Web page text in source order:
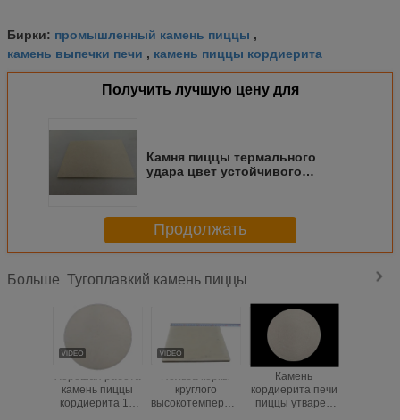
Бирки: промышленный камень пиццы ,
камень выпечки печи , камень пиццы кордиерита
Получить лучшую цену для
Камня пиццы термального
удара цвет устойчивого
Продолжать
Больше Тугоплавкий камень пиццы
Хорошая работа
камень пиццы
кордиерита 12
Польза коркы
круглого
высокотемпературного
Камень
кордиерита печи
пиццы утварей